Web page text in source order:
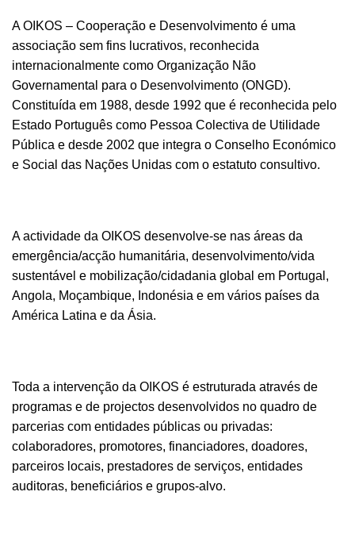
A OIKOS – Cooperação e Desenvolvimento é uma
associação sem fins lucrativos, reconhecida
internacionalmente como Organização Não
Governamental para o Desenvolvimento (ONGD).
Constituída em 1988, desde 1992 que é reconhecida pelo
Estado Português como Pessoa Colectiva de Utilidade
Pública e desde 2002 que integra o Conselho Económico
e Social das Nações Unidas com o estatuto consultivo.
A actividade da OIKOS desenvolve-se nas áreas da
emergência/acção humanitária, desenvolvimento/vida
sustentável e mobilização/cidadania global em Portugal,
Angola, Moçambique, Indonésia e em vários países da
América Latina e da Ásia.
Toda a intervenção da OIKOS é estruturada através de
programas e de projectos desenvolvidos no quadro de
parcerias com entidades públicas ou privadas:
colaboradores, promotores, financiadores, doadores,
parceiros locais, prestadores de serviços, entidades
auditoras, beneficiários e grupos-alvo.